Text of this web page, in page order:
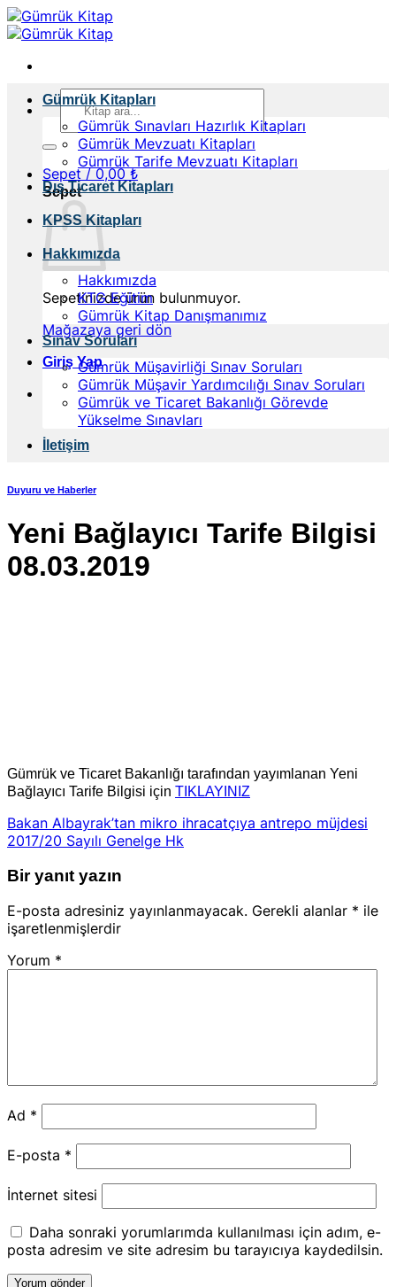
İçeriğe
atla
Ara:
Sepet /0,00₺
Sepet
Sepetinizde ürün bulunmuyor.
Mağazaya geri dön
Giriş Yap
Gümrük Kitapları
Gümrük Sınavları Hazırlık Kitapları
Gümrük Mevzuatı Kitapları
Gümrük Tarife Mevzuatı Kitapları
Dış Ticaret Kitapları
KPSS Kitapları
Hakkımızda
Hakkımızda
KTG Eğitim
Gümrük Kitap Danışmanımız
Sınav Soruları
Gümrük Müşavirliği Sınav Soruları
Gümrük Müşavir Yardımcılığı Sınav Soruları
Gümrük ve Ticaret Bakanlığı Görevde
Yükselme Sınavları
İletişim
Duyuru ve Haberler
Yeni Bağlayıcı Tarife Bilgisi
08.03.2019
Gümrük ve Ticaret Bakanlığı tarafından yayımlanan Yeni
Bağlayıcı Tarife Bilgisi için TIKLAYINIZ
Bakan Albayrak’tan mikro ihracatçıya antrepo müjdesi
2017/20 Sayılı Genelge Hk
Bir yanıt yazın
E-posta adresiniz yayınlanmayacak. Gerekli alanlar * ile
işaretlenmişlerdir
Yorum *
Ad *
E-posta *
İnternet sitesi
Daha sonraki yorumlarımda kullanılması için adım, e-
posta adresim ve site adresim bu tarayıcıya kaydedilsin.